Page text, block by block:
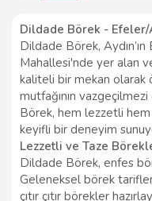
Dildade Börek - Efeler/
Dildade Börek,
Mahallesi'nde yer alan
kaliteli bir mekan olarak
mutfağının
Börek, hem lezzetli
keyifli bir deneyim
Lezzetli ve Taze
Dildade Börek, enfes
Geleneksel börek
çıtır çıtır börekler